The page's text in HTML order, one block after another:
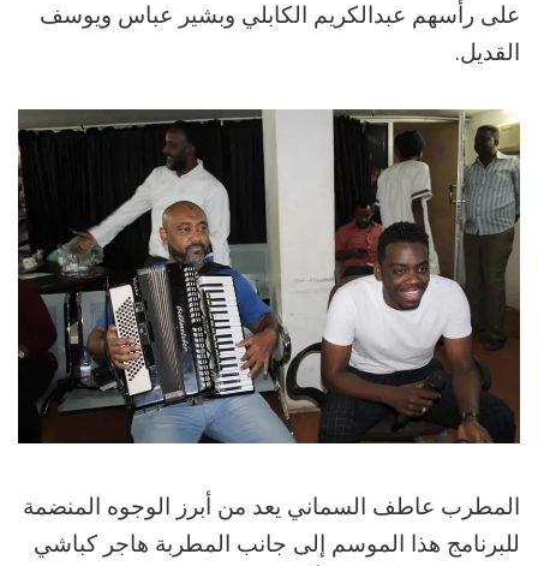
على رأسهم عبدالكريم الكابلي وبشير عباس ويوسف
القديل.
المطرب عاطف السماني يعد من أبرز الوجوه المنضمة
للبرنامج هذا الموسم إلى جانب المطربة هاجر كباشي